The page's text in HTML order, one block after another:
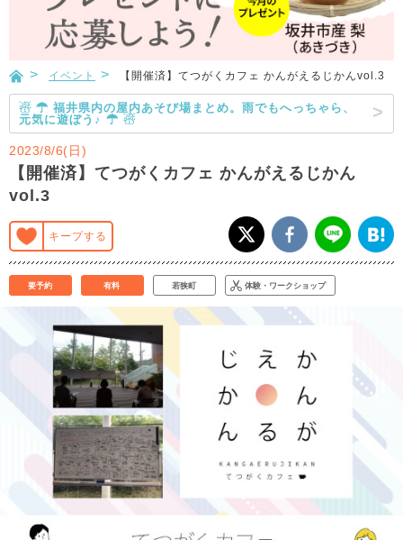
イベント 【開催済】てつがくカフェ かんがえるじかんvol.3
☃ ☂ 福井県内の屋内あそび場まとめ。雨でもへっちゃら、
元気に遊ぼう♪ ☂ ☃
2023/8/6(日)
【開催済】てつがくカフェ かんがえるじかん
vol.3
キープする
要予約 有料 若狭町 体験・ワークショップ